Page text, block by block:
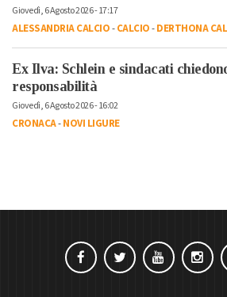
Giovedì, 6 Agosto 2026 - 17:17
ALESSANDRIA CALCIO-CALCIO-DERTHONA
Ex Ilva: Schlein e sindacati
responsabilità
Giovedì, 6 Agosto 2026 - 16:02
CRONACA-NOVI LIGURE